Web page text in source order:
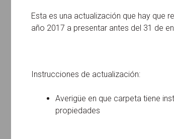
Esta es una actualización que hay que
año 2017 a presentar antes del 31 de
Instrucciones de actualización:
Averigüe en que carpeta tiene
propiedades